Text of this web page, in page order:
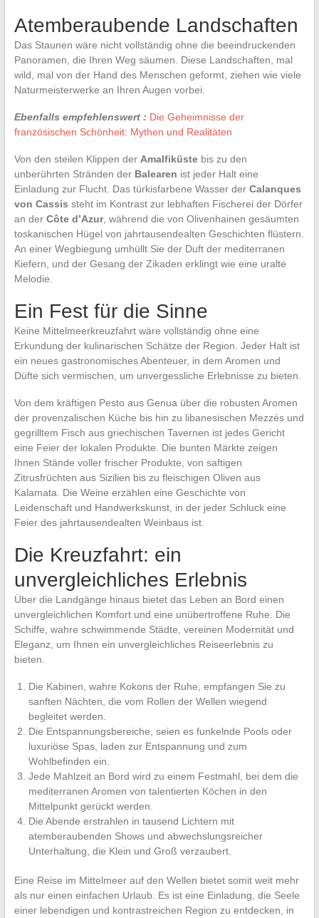
Atemberaubende Landschaften
Das Staunen wäre nicht vollständig ohne die beeindruckenden
Panoramen, die Ihren Weg säumen. Diese Landschaften, mal
wild, mal von der Hand des Menschen geformt, ziehen wie viele
Naturmeisterwerke an Ihren Augen vorbei.
Ebenfalls empfehlenswert : Die Geheimnisse der
französischen Schönheit: Mythen und Realitäten
Von den steilen Klippen der Amalfiküstebis zu den
unberührten Stränden der Balearen ist jeder Halt eine
Einladung zur Flucht. Das türkisfarbene Wasser der Calanques
von Cassis steht im Kontrast zur lebhaften Fischerei der Dörfer
an der Côte d’Azur, während die von Olivenhainen gesäumten
toskanischen Hügel von jahrtausendealten Geschichten flüstern.
An einer Wegbiegung umhüllt Sie der Duft der mediterranen
Kiefern, und der Gesang der Zikaden erklingt wie eine uralte
Melodie.
Ein Fest für die Sinne
Keine Mittelmeerkreuzfahrt wäre vollständig ohne eine
Erkundung der kulinarischen Schätze der Region. Jeder Halt ist
ein neues gastronomisches Abenteuer, in dem Aromen und
Düfte sich vermischen, um unvergessliche Erlebnisse zu bieten.
Von dem kräftigen Pesto aus Genua über die robusten Aromen
der provenzalischen Küche bis hin zu libanesischen Mezzés und
gegrilltem Fisch aus griechischen Tavernen ist jedes Gericht
eine Feier der lokalen Produkte. Die bunten Märkte zeigen
Ihnen Stände voller frischer Produkte, von saftigen
Zitrusfrüchten aus Sizilien bis zu fleischigen Oliven aus
Kalamata. Die Weine erzählen eine Geschichte von
Leidenschaft und Handwerkskunst, in der jeder Schluck eine
Feier des jahrtausendealten Weinbaus ist.
Die Kreuzfahrt: ein
unvergleichliches Erlebnis
Über die Landgänge hinaus bietet das Leben an Bord einen
unvergleichlichen Komfort und eine unübertroffene Ruhe. Die
Schiffe, wahre schwimmende Städte, vereinen Modernität und
Eleganz, um Ihnen ein unvergleichliches Reiseerlebnis zu
bieten.
Die Kabinen, wahre Kokons der Ruhe, empfangen Sie zu
sanften Nächten, die vom Rollen der Wellen wiegend
begleitet werden.
Die Entspannungsbereiche, seien es funkelnde Pools oder
luxuriöse Spas, laden zur Entspannung und zum
Wohlbefinden ein.
Jede Mahlzeit an Bord wird zu einem Festmahl, bei dem die
mediterranen Aromen von talentierten Köchen in den
Mittelpunkt gerückt werden.
Die Abende erstrahlen in tausend Lichtern mit
atemberaubenden Shows und abwechslungsreicher
Unterhaltung, die Klein und Groß verzaubert.
Eine Reise im Mittelmeer auf den Wellen bietet somit weit mehr
als nur einen einfachen Urlaub. Es ist eine Einladung, die Seele
einer lebendigen und kontrastreichen Region zu entdecken, in